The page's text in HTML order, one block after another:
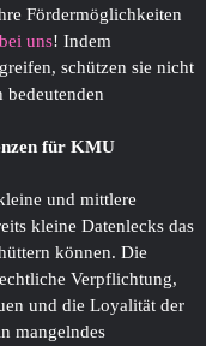
Fördermöglichkeiten
uns! Indem
schützen sie nicht
bedeutenden
für KMU
und mittlere
kleine Daten­lecks das
können. Die
Verpflichtung,
und die Loyalität der
mangelndes